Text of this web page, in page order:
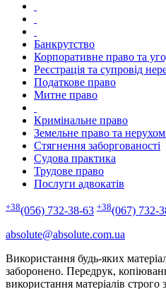
Банкрутство
Корпоративне право та
Реєстрація та супровід
Податкове право
Митне право
Кримінальне право
Земельне право та
Стягнення заборгованості
Судова практика
Трудове право
Послуги адвокатів
+38(056) 732-38-63 +38(067) 732-
absolute@absolute.com.ua
Використання будь-яких
заборонено. Передрук,
використання матеріалів строго